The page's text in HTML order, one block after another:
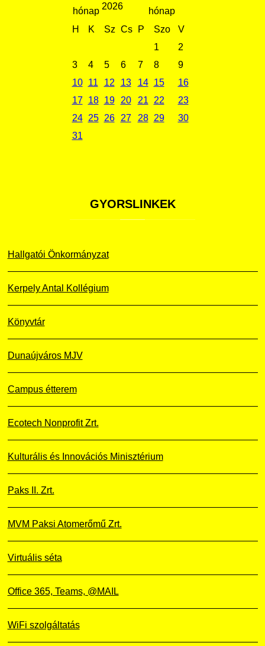
2026
H K Sz Cs P Szo
V
1
2
3
4 5 6 7 8
9
10
11 12 13 14 15
16
17
18 19 20 21 22
23
24
25 26 27 28 29
30
31
GYORSLINKEK
Hallgatói Önkormányzat
Kerpely Antal Kollégium
Könyvtár
Dunaújváros MJV
Campus étterem
Ecotech Nonprofit Zrt.
Kulturális és Innovációs Minisztérium
Paks II. Zrt.
MVM Paksi Atomerőmű Zrt.
Virtuális séta
Office 365, Teams, @MAIL
WiFi szolgáltatás